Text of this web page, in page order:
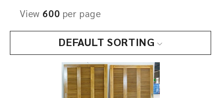
DEFAULT SORTING
View 600 per page